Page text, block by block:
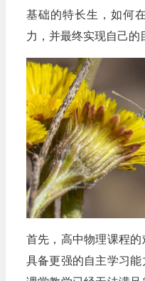
基础的特长生，如何
力，并最终实现自己的
首先，高中物理课程
具备更强的自主学习